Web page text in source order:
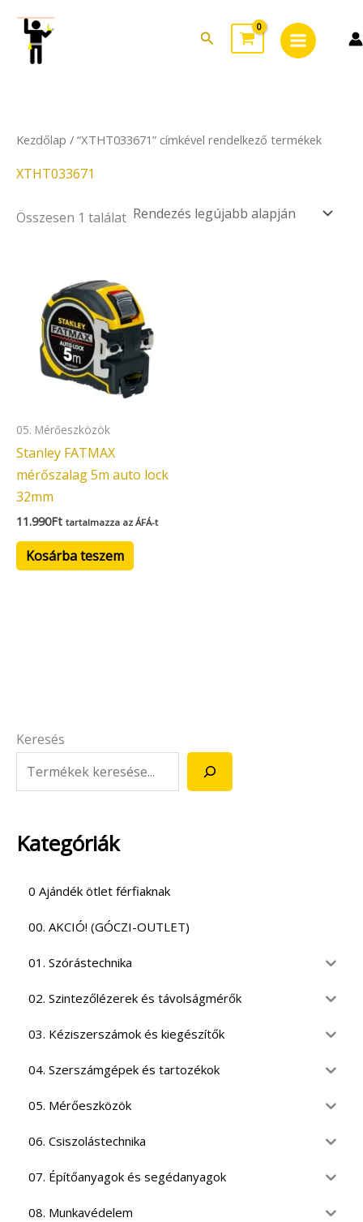
content
Search
Menu
Keresés
Kategóriák
0 Ajándék ötlet férfiaknak
00. AKCIÓ! (GÓCZI-OUTLET)
01. Szórástechnika
02. Szintezőlézerek és távolságmérők
03. Kéziszerszámok és kiegészítők
04. Szerszámgépek és tartozékok
05. Mérőeszközök
06. Csiszolástechnika
07. Építőanyagok és segédanyagok
08. Munkavédelem
Kezdőlap / “XTHT033671” címkével rendelkező termékek
XTHT033671
Összesen 1 találat
05. Mérőeszközök
Stanley FATMAX
mérőszalag 5m auto lock
32mm
11.990Ft tartalmazza az ÁFÁ-t
Kosárba teszem